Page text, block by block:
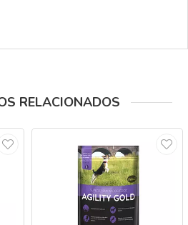
RELACIONADOS